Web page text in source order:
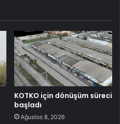
KOTKO için dönüşüm süreci
başladı
Ağustos 8, 2026